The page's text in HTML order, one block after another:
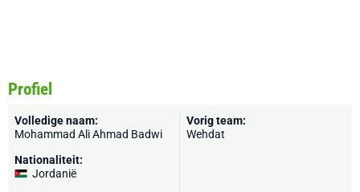
Profiel
Volledige naam:
Mohammad Ali Ahmad Badwi
Nationaliteit:
Jordanië
Vorig team:
Wehdat